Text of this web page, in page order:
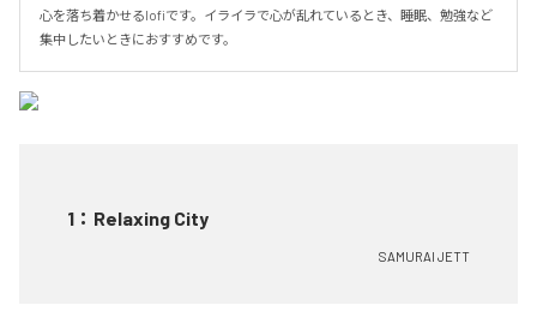
心を落ち着かせるlofiです。イライラで心が乱れているとき、睡眠、勉強など
集中したいときにおすすめです。
1 ： Relaxing City
SAMURAI JETT